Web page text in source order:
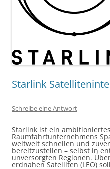
Starlink
Schreibe eine Antwort
Starlink ist ein
Raumfahrtunternehmens
weltweit schnellen und
bereitzustellen – selbst in
unversorgten Regionen.
erdnahen Satelliten (LEO)